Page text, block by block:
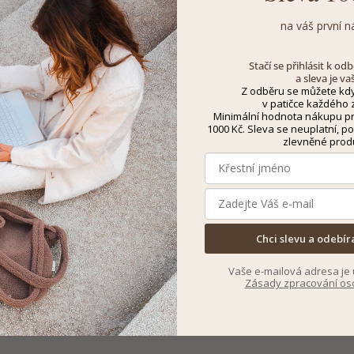
na váš první
Stačí se přihlásit k
a sleva je
Z odběru se můžete
v patičce každého
Minimální hodnota nákupu
1000 Kč. Sleva se neuplatní,
zlevněné
Chci slevu a
Vaše e-mailová adresa je
Zásady zpracování